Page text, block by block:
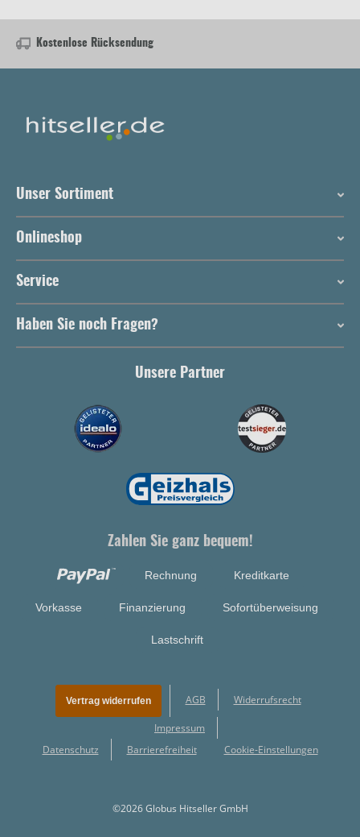
Kostenlose Rücksendung
Unser Sortiment
Onlineshop
Service
Haben Sie noch Fragen?
Unsere Partner
Zahlen Sie ganz bequem!
Rechnung Kreditkarte
Vorkasse Finanzierung Sofortüberweisung
Lastschrift
©2026 Globus Hitseller GmbH
Vertrag widerrufen AGB Widerrufsrecht
Impressum
Datenschutz
Barrierefreiheit Cookie-Einstellungen